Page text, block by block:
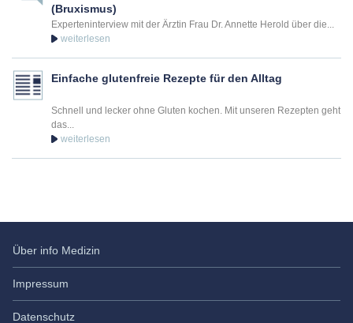
(Bruxismus)
Experteninterview mit der Ärztin Frau Dr. Annette Herold über die...
Einfache glutenfreie Rezepte für den Alltag
Schnell und lecker ohne Gluten kochen. Mit unseren Rezepten geht
das...
Über info Medizin
Impressum
Datenschutz